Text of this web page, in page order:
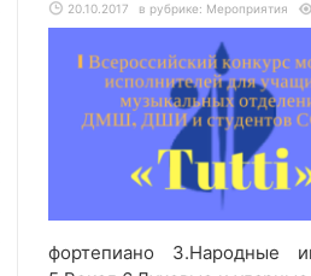
20.10.2017 в рубрике: Мероприятия
фортепиано 3.Народные